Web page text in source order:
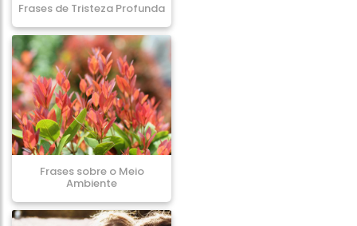
Frases de Tristeza Profunda
Frases sobre o Meio
Ambiente